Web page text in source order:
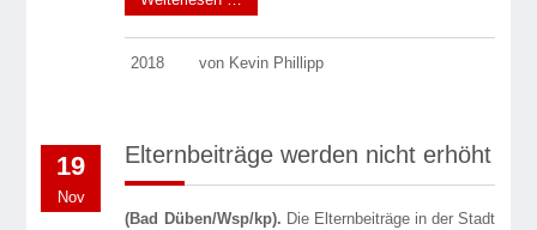
2018 von Kevin Phillipp
19
Nov
Elternbeiträge werden nicht erhöht
(Bad Düben/Wsp/kp). Die Elternbeiträge in der Stadt